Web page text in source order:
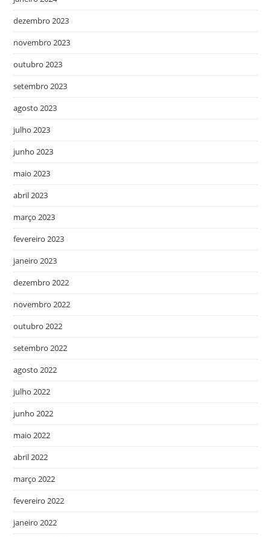
dezembro 2023
novembro 2023
outubro 2023
setembro 2023
agosto 2023
julho 2023
junho 2023
maio 2023
abril 2023
março 2023
fevereiro 2023
janeiro 2023
dezembro 2022
novembro 2022
outubro 2022
setembro 2022
agosto 2022
julho 2022
junho 2022
maio 2022
abril 2022
março 2022
fevereiro 2022
janeiro 2022